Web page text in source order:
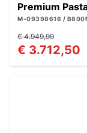
Premium
M-09398616 /
€ 4.949,99
€ 3.712,50